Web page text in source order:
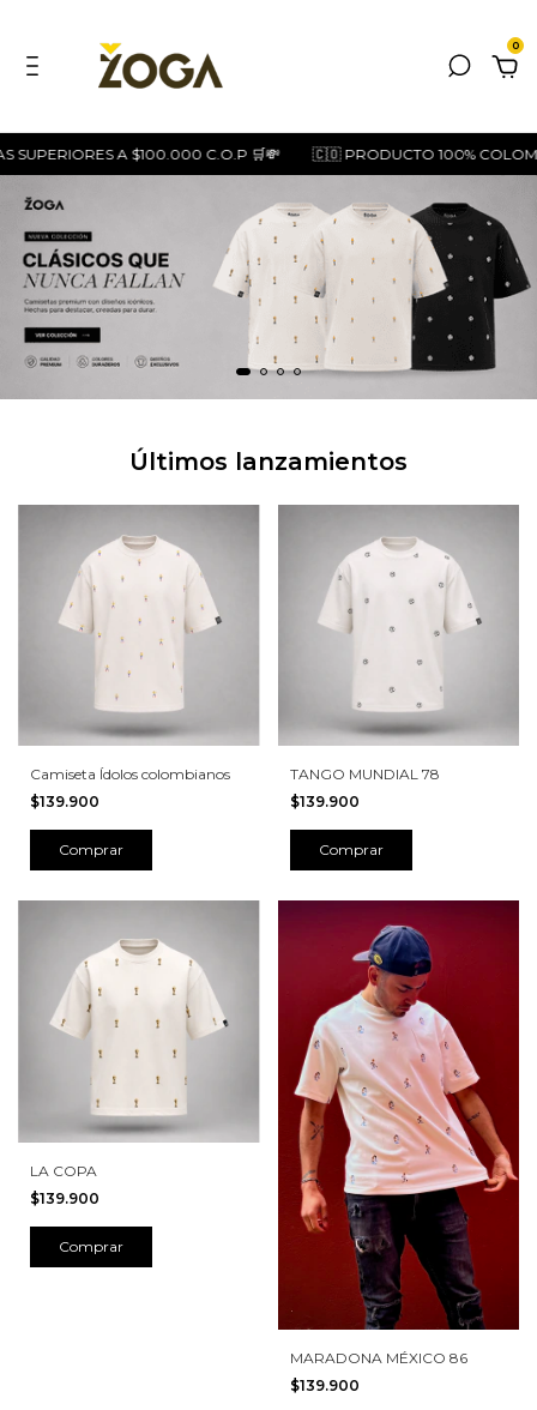
0
A $100.000 C.O.P 🛒💸 🇨🇴 PRODUCTO 100%
Últimos lanzamientos
Camiseta Ídolos colombianos
$139.900
Comprar
TANGO MUNDIAL 78
$139.900
Comprar
LA COPA
$139.900
Comprar
MARADONA MÉXICO 86
$139.900